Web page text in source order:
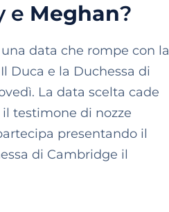
e Meghan?
una data che rompe con la
Duca e la Duchessa di
La data scelta cade
testimone di nozze
presentando il
di Cambridge il